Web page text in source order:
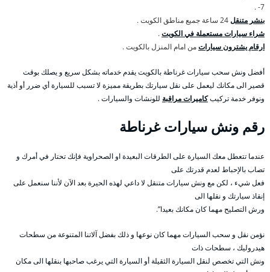
7- .
بنشر متنقل
شراء سيارات مستعملة في الكويت.
ارقام يشترون سياراتمن امام المنزل بالكويت .
أفضل ونش سحب سيارات غرناطة بالكويت يقدم خدماته بشكل سريع و يصلك بوقت
قصير الى مكانك ليعمل على نقل سيارتك بطريقة مميزة لا تسبب للسيارة أي ضرر أو أذية
ونوفر خدمة تركيبكاميرات مراقبة للونشات والسيارات .
رقم ونش سيارات غرناطة
عندما تتعطل معك السيارة على الطرقات البعيدة او الصحراوية فإنك تحتار في أمرك و
تصاب بالإحباط لعدم قدرتك على
فعل شيء ، لكن مع ونش سيارات متنقل لا داعي لهذه الحيرة بعد الآن لأننا سنعمل على
إنقاذ سيارتك و نقلها الى
ورش التصليح مهما كان مكانك بعيدا”.
نؤمن نقل و سحب السيارات مهما كان نوعها و ذلك بفضل آلاتنا المتنوعة من سطحات
هيدروليك ، سطحات ذات
ونش التي تخصص لنقل السيارة الثقيلة أو السيارة التي يرغب صاحبها بنقلها الى مكان